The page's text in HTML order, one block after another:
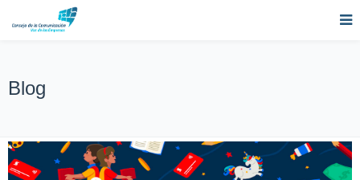
Blog